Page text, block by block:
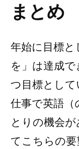
まとめ
年始に目標
を」は達成
つ目標として
仕事で英語（
とりの機会
てこちらの